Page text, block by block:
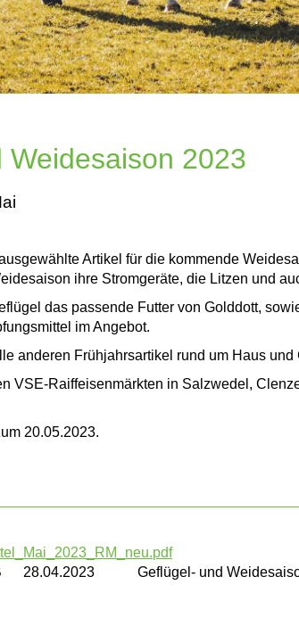
Weidesaison 2023
Artikel für die kommende
ihre Stromgeräte, die Litzen und
das passende Futter von Golddott,
im Angebot.
anderen Frühjahrsartikel rund um Haus und
VSE-Raiffeisenmärkten in Salzwedel,
20.05.2023.
28.04.2023 Geflügel- und